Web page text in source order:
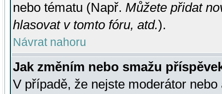
nebo tématu (Např. Můžete přidat
hlasovat v tomto fóru, atd.).
Návrat nahoru
Jak změním nebo smažu
V případě, že nejste moderátor